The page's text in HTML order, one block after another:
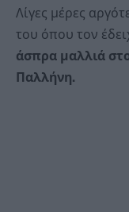
Λίγες μέρες
του όπου τον
άσπρα μαλλιά
Παλλήνη.